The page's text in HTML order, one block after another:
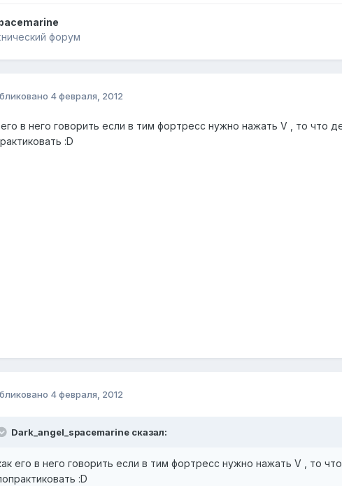
форум
4 февраля, 2012
его в него говорить если в тим фортресс нужно нажать V , то что
:D
4 февраля, 2012
Dark_angel_spacemarine сказал:
его в него говорить если в тим фортресс нужно нажать V , то
:D